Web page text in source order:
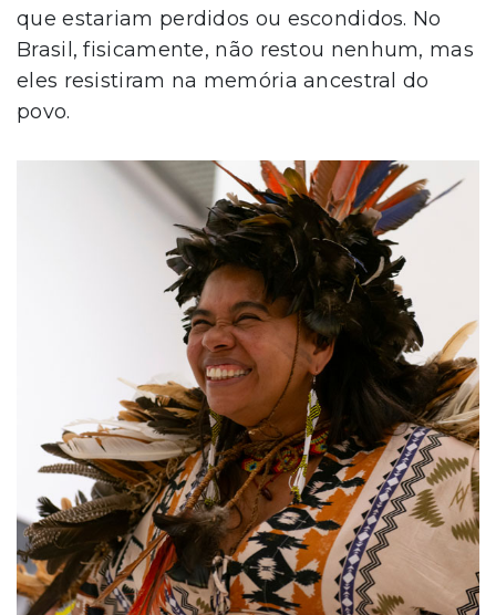
que estariam perdidos ou escondidos. No
Brasil, fisicamente, não restou nenhum, mas
eles resistiram na memória ancestral do
povo.